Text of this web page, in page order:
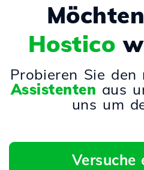
Hostico
Probieren Sie den
Assistenten aus
uns um
Versuche